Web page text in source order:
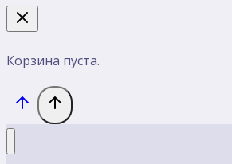
Корзина пуста.